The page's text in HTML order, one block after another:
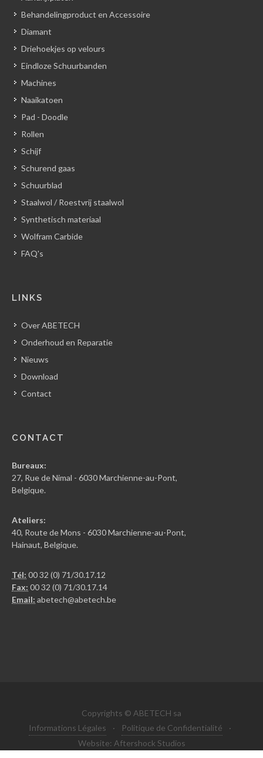
Behandelingproduct en Accessoire
Diamant
Driehoekjes op velours
Eindloze Schuurbanden
Machines
Naaikatoen
Pad - Doodle
Rollen
Schijf
Schurend gaas
Schuurblad
Staalwol / Roestvrij staalwol
Synthetisch materiaal
Wolfram Carbide
FAQ's
LINKS
Over ABETECH
Onderhoud en Reparatie
Nieuws
Download
Contact
CONTACT
Bureaux:
27, Rue de Nimal - 6030 Marchienne-au-Pont,
Belgique.
Ateliers:
40, Route de Mons - 6030 Marchienne-au-Pont,
Hainaut, Belgique.
Tél: 00 32 (0) 71/30.17.12
Fax: 00 32 (0) 71/30.17.14
Email: abetech@abetech.be
Copyrights © ABETECH sa
Informations Légales
· Politique de Confidentialité
·
Website: Aftershock Studios